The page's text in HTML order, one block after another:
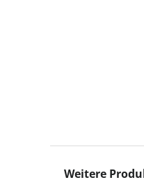
Produktgalerie
Weitere